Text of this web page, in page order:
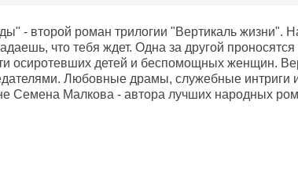
- второй роман трилогии "Вертикаль жизни".
что тебя ждет. Одна за другой
осиротевших детей и беспомощных женщин.
Любовные драмы, служебные интриги
Семена Малкова - автора лучших народных